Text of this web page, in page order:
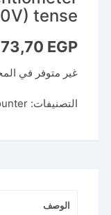
tense
EGP
غير متوفر في
التصنيفات:
الوصف